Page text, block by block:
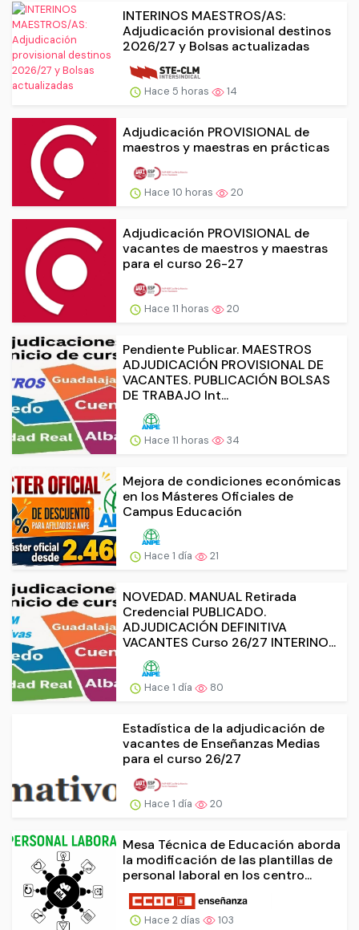
INTERINOS MAESTROS/AS:
Adjudicación provisional destinos
2026/27 y Bolsas actualizadas
Hace 5 horas 14
Adjudicación PROVISIONAL de
maestros y maestras en prácticas
Hace 10 horas 20
Adjudicación PROVISIONAL de
vacantes de maestros y maestras
para el curso 26-27
Hace 11 horas 20
Pendiente Publicar. MAESTROS
ADJUDICACIÓN PROVISIONAL DE
VACANTES. PUBLICACIÓN BOLSAS
DE TRABAJO Int...
Hace 11 horas 34
Mejora de condiciones económicas
en los Másteres Oficiales de
Campus Educación
Hace 1 día 21
NOVEDAD. MANUAL Retirada
Credencial PUBLICADO.
ADJUDICACIÓN DEFINITIVA
VACANTES Curso 26/27 INTERINO...
Hace 1 día 80
Estadística de la adjudicación de
vacantes de Enseñanzas Medias
para el curso 26/27
Hace 1 día 20
Mesa Técnica de Educación aborda
la modificación de las plantillas de
personal laboral en los centro...
Hace 2 días 103